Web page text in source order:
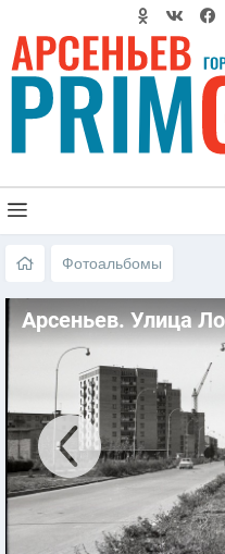
Фотоальбомы
Арсеньев. Улица